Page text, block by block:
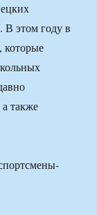
В этом году в
которые
также